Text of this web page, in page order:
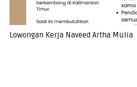
Lowongan Kerja Naveed Artha Mulia